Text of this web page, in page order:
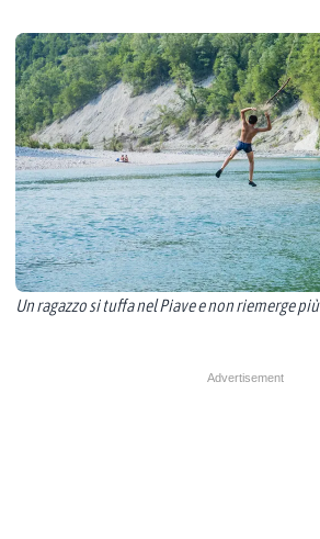
Un ragazzo si tuffa nel Piave e non riemerge più